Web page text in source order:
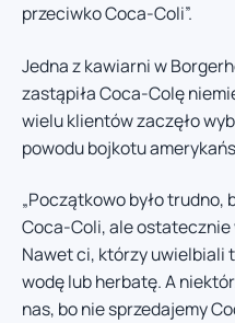
przeciwko Coca-Coli”.
Jedna z kawiarni w
zastąpiła Coca-Colę
wielu klientów zaczęło
powodu bojkotu
„Początkowo było trudno,
Coca-Coli, ale ostatecznie
Nawet ci, którzy uwielbiali
wodę lub herbatę. A
nas, bo nie sprzedajemy